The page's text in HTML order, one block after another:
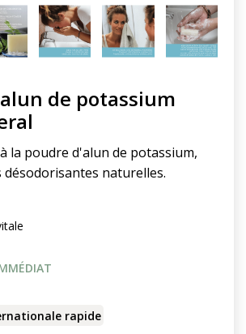
de potassium
la poudre d'alun de potassium,
naturelles.
rapide